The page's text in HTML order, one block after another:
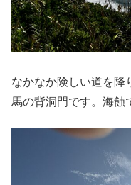
なかなか険しい道を降
馬の背洞門です。海蝕